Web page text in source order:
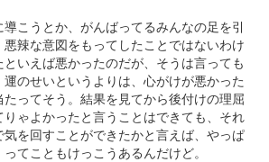
こうとか、がんばってるみんなの足を引
辣な意図をもってしたことではないわけ
いえば悪かったのだが、そうは言っても
のせいというよりは、心がけが悪かった
ってそう。結果を見てから後付けの理屈
ゃよかったと言うことはできても、それ
気を回すことができたかと言えば、やっぱ
てこともけっこうあるんだけど。